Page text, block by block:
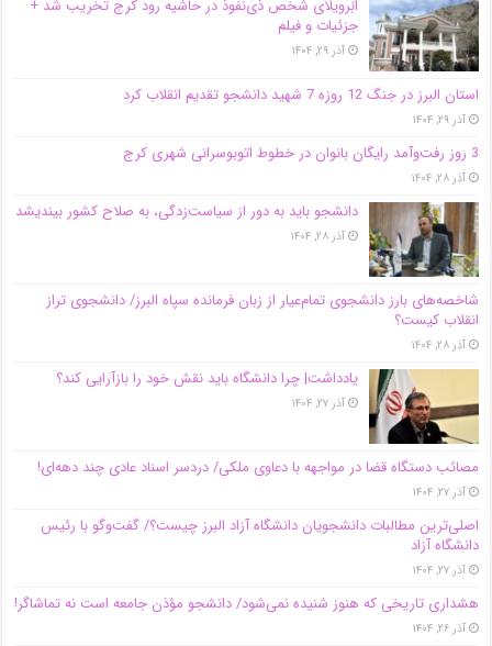
اَبَر‌ویلای شخص ذی‌نفوذ در حاشیه‌ رود کرج تخریب شد +
جزئیات و فیلم
آذر ۲۹, ۱۴۰۴
استان البرز در جنگ 12 روزه 7 شهید دانشجو تقدیم انقلاب کرد
آذر ۲۹, ۱۴۰۴
3 روز رفت‌وآمد رایگان بانوان در خطوط اتوبوسرانی شهری کرج
آذر ۲۸, ۱۴۰۴
دانشجو باید به دور از سیاست‌زدگی، به صلاح کشور بیندیشد
آذر ۲۸, ۱۴۰۴
شاخصه‌های بارز دانشجوی تمام‌عیار از زبان فرمانده سپاه البرز/ دانشجوی تراز
انقلاب کیست؟
آذر ۲۸, ۱۴۰۴
یادداشت| چرا دانشگاه باید نقش خود را بازآرایی کند؟
آذر ۲۷, ۱۴۰۴
مصائب دستگاه قضا در مواجهه با دعاوی ملکی/ دردسر اسناد عادی چند‌ دهه‌ای!
آذر ۲۷, ۱۴۰۴
اصلی‌ترین مطالبات دانشجویان دانشگاه آزاد البرز چیست؟/ گفت‌وگو با رئیس
دانشگاه آز‌اد
آذر ۲۷, ۱۴۰۴
هشداری تاریخی که هنوز شنیده نمی‌شود/ دانشجو مؤذن جامعه است نه تماشاگر!
آذر ۲۶, ۱۴۰۴